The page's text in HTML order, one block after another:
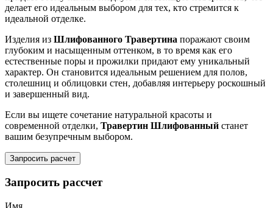
делает его идеальным выбором для тех, кто стремится к
идеальной отделке.
Изделия из Шлифованного Травертина поражают своим
глубоким и насыщенным оттенком, в то время как его
естественные поры и прожилки придают ему уникальный
характер. Он становится идеальным решением для полов,
столешниц и облицовки стен, добавляя интерьеру роскошный
и завершенный вид.
Если вы ищете сочетание натуральной красоты и
современной отделки, Травертин Шлифованный станет
вашим безупречным выбором.
Запросить расчет
Запросить рассчет